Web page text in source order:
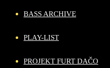
BASS ARCHIVE
PLAY-LIST
PROJEKT FURT DAČO